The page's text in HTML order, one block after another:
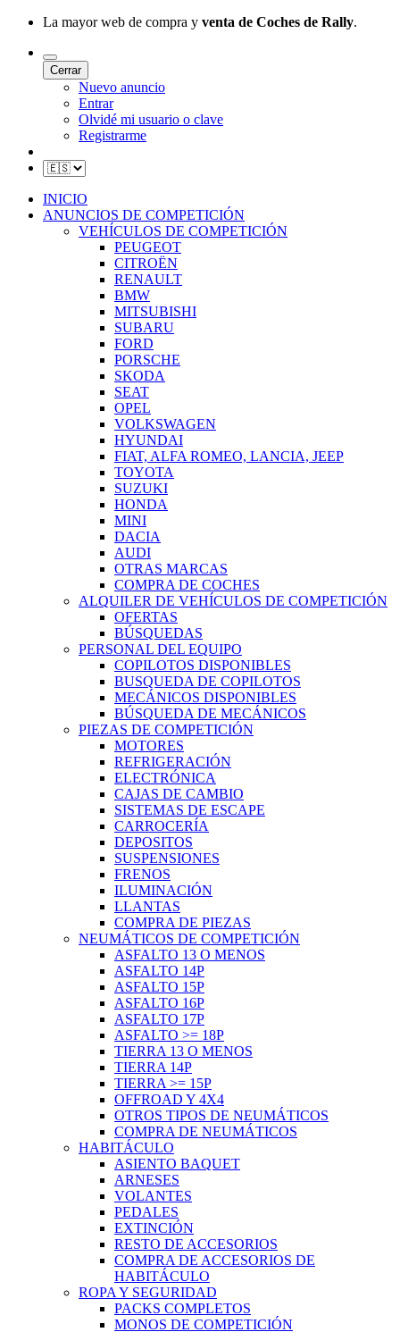
La mayor web de compra y venta de Coches de Rally.
Cerrar
Nuevo anuncio
Entrar
Olvidé mi usuario o clave
Registrarme
INICIO
ANUNCIOS DE COMPETICIÓN
VEHÍCULOS DE COMPETICIÓN
PEUGEOT
CITROËN
RENAULT
BMW
MITSUBISHI
SUBARU
FORD
PORSCHE
SKODA
SEAT
OPEL
VOLKSWAGEN
HYUNDAI
FIAT, ALFA ROMEO, LANCIA, JEEP
TOYOTA
SUZUKI
HONDA
MINI
DACIA
AUDI
OTRAS MARCAS
COMPRA DE COCHES
ALQUILER DE VEHÍCULOS DE COMPETICIÓN
OFERTAS
BÚSQUEDAS
PERSONAL DEL EQUIPO
COPILOTOS DISPONIBLES
BUSQUEDA DE COPILOTOS
MECÁNICOS DISPONIBLES
BÚSQUEDA DE MECÁNICOS
PIEZAS DE COMPETICIÓN
MOTORES
REFRIGERACIÓN
ELECTRÓNICA
CAJAS DE CAMBIO
SISTEMAS DE ESCAPE
CARROCERÍA
DEPOSITOS
SUSPENSIONES
FRENOS
ILUMINACIÓN
LLANTAS
COMPRA DE PIEZAS
NEUMÁTICOS DE COMPETICIÓN
ASFALTO 13 O MENOS
ASFALTO 14P
ASFALTO 15P
ASFALTO 16P
ASFALTO 17P
ASFALTO >= 18P
TIERRA 13 O MENOS
TIERRA 14P
TIERRA >= 15P
OFFROAD Y 4X4
OTROS TIPOS DE NEUMÁTICOS
COMPRA DE NEUMÁTICOS
HABITÁCULO
ASIENTO BAQUET
ARNESES
VOLANTES
PEDALES
EXTINCIÓN
RESTO DE ACCESORIOS
COMPRA DE ACCESORIOS DE
HABITÁCULO
ROPA Y SEGURIDAD
PACKS COMPLETOS
MONOS DE COMPETICIÓN